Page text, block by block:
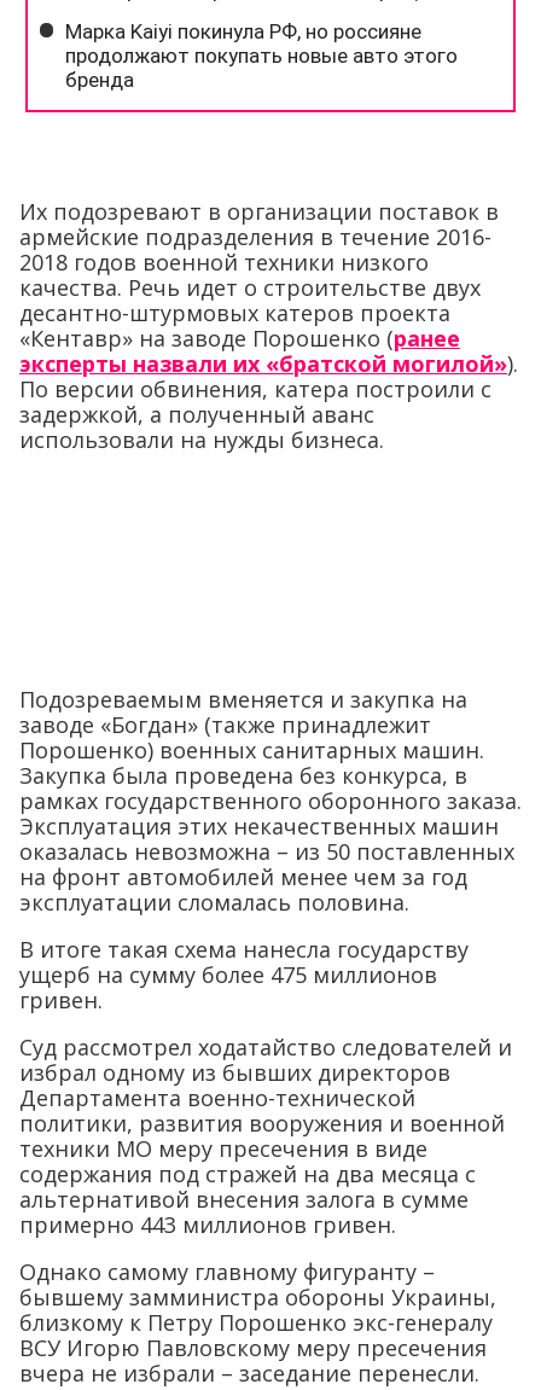
Их подозревают в организации поставок в
армейские подразделения в течение 2016-
2018 годов военной техники низкого
качества. Речь идет о строительстве двух
десантно-штурмовых катеров проекта
«Кентавр» на заводе Порошенко (ранее
эксперты назвали их «братской могилой»).
По версии обвинения, катера построили с
задержкой, а полученный аванс
использовали на нужды бизнеса.
Подозреваемым вменяется и закупка на
заводе «Богдан» (также принадлежит
Порошенко) военных санитарных машин.
Закупка была проведена без конкурса, в
рамках государственного оборонного заказа.
Эксплуатация этих некачественных машин
оказалась невозможна – из 50 поставленных
на фронт автомобилей менее чем за год
эксплуатации сломалась половина.
В итоге такая схема нанесла государству
ущерб на сумму более 475 миллионов
гривен.
Суд рассмотрел ходатайство следователей и
избрал одному из бывших директоров
Департамента военно-технической
политики, развития вооружения и военной
техники МО меру пресечения в виде
содержания под стражей на два месяца с
альтернативой внесения залога в сумме
примерно 443 миллионов гривен.
Однако самому главному фигуранту –
бывшему замминистра обороны Украины,
близкому к Петру Порошенко экс-генералу
ВСУ Игорю Павловскому меру пресечения
вчера не избрали – заседание перенесли.